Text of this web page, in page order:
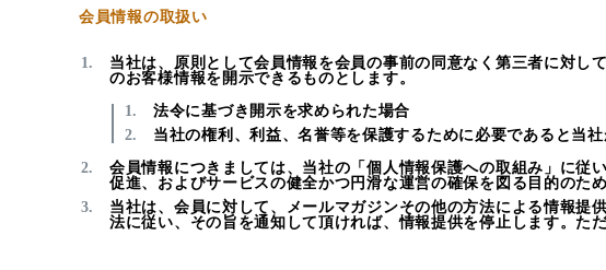
会員情報の取扱い
当社は、原則として会員情報を会員の事前の同意なく第三者に対
のお客様情報を開示できるものとします。
法令に基づき開示を求められた場合
当社の権利、利益、名誉等を保護するために必要であると当
会員情報につきましては、当社の「個人情報保護への取組み」に従
促進、およびサービスの健全かつ円滑な運営の確保を図る目的のた
当社は、会員に対して、メールマガジンその他の方法による情報
法に従い、その旨を通知して頂ければ、情報提供を停止します。た